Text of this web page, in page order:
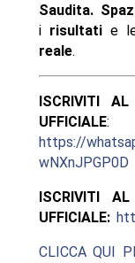
Saudita.
i risultatie
reale.
ISCRIVITI
UFFICIALE:
https://
wNXnJPGP0D
ISCRIVITI
UFFICIALE:
CLICCA QUI